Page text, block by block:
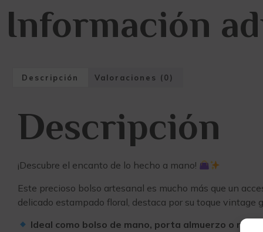
Información
Descripción Valoraciones (0)
Descripción
¡Descubre el encanto de lo hecho a mano!
Este precioso bolso artesanal es mucho más que un
delicado estampado floral, destaca por su toque
Ideal como bolso de mano, porta almuerzo o